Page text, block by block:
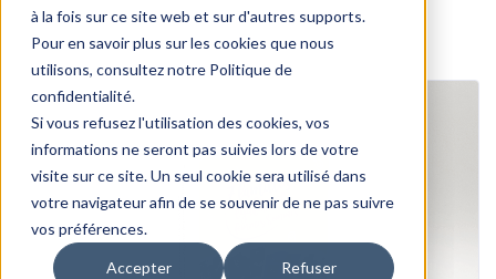
à la fois sur ce site web et sur d'autres supports.
Pour en savoir plus sur les cookies que nous
utilisons, consultez notre Politique de
confidentialité.
Si vous refusez l'utilisation des cookies, vos
informations ne seront pas suivies lors de votre
visite sur ce site. Un seul cookie sera utilisé dans
votre navigateur afin de se souvenir de ne pas suivre
vos préférences.
Accepter Refuser